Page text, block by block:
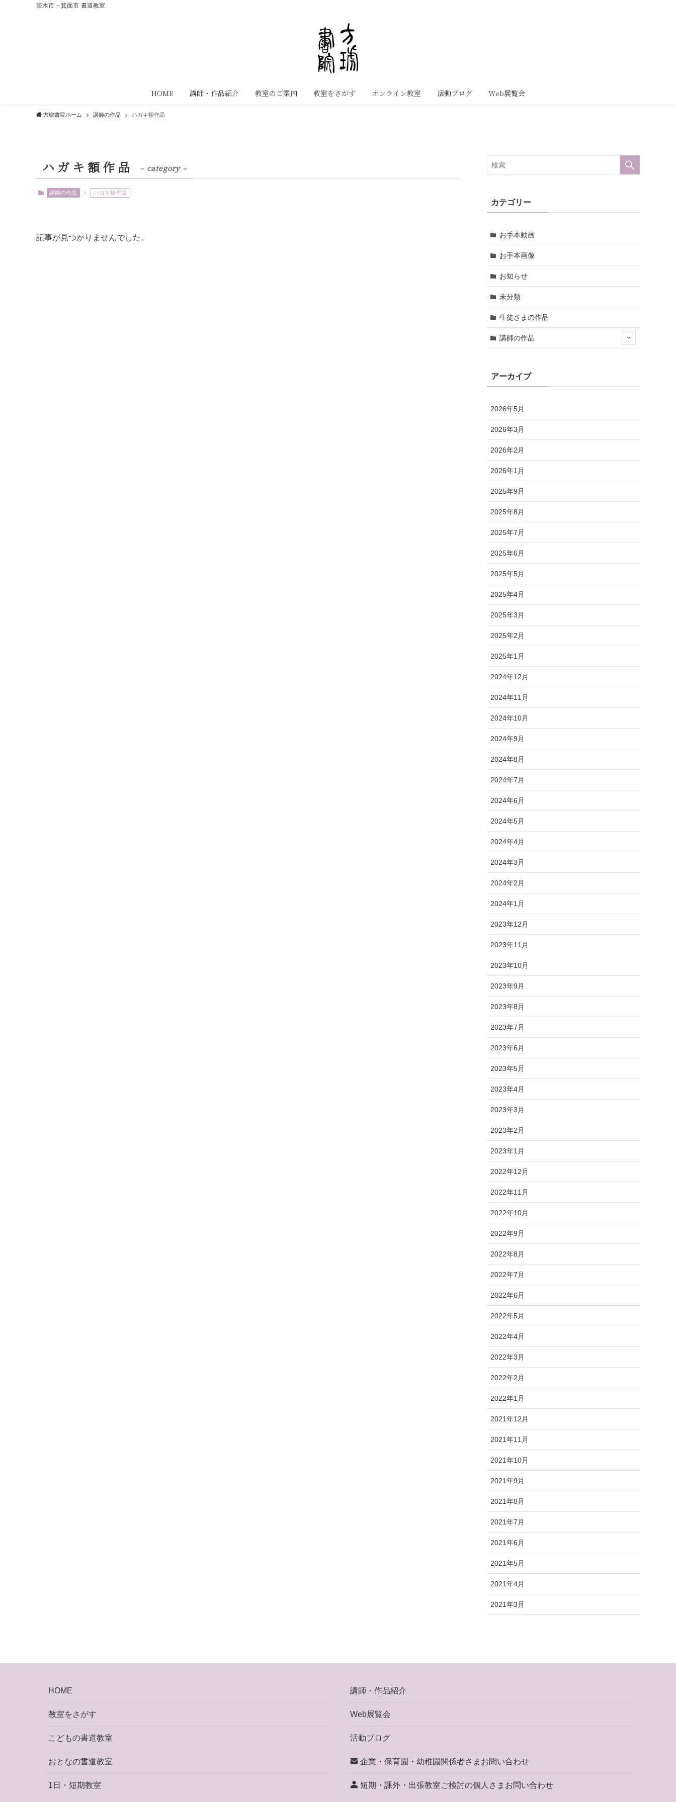
茨木市・箕面市 書道教室
HOME 講師・作品紹介 教室のご案内 教室をさがす オンライン教室 活動ブログ Web展覧会
方琥書院ホーム 講師の作品 ハガキ額作品
ハガキ額作品 – category –
講師の作品 ハガキ額作品
記事が見つかりませんでした。
カテゴリー
お手本動画
お手本画像
お知らせ
未分類
生徒さまの作品
講師の作品
アーカイブ
2026年5月
2026年3月
2026年2月
2026年1月
2025年9月
2025年8月
2025年7月
2025年6月
2025年5月
2025年4月
2025年3月
2025年2月
2025年1月
2024年12月
2024年11月
2024年10月
2024年9月
2024年8月
2024年7月
2024年6月
2024年5月
2024年4月
2024年3月
2024年2月
2024年1月
2023年12月
2023年11月
2023年10月
2023年9月
2023年8月
2023年7月
2023年6月
2023年5月
2023年4月
2023年3月
2023年2月
2023年1月
2022年12月
2022年11月
2022年10月
2022年9月
2022年8月
2022年7月
2022年6月
2022年5月
2022年4月
2022年3月
2022年2月
2022年1月
2021年12月
2021年11月
2021年10月
2021年9月
2021年8月
2021年7月
2021年6月
2021年5月
2021年4月
2021年3月
HOME
教室をさがす
こどもの書道教室
おとなの書道教室
1日・短期教室
講師・作品紹介
Web展覧会
活動ブログ
企業・保育園・幼稚園関係者さまお問い合わせ
短期・課外・出張教室ご検討の個人さまお問い合わせ